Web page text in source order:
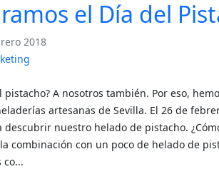
el Día del
2018
pistacho? A nosotros también. Por eso,
artesanas de Sevilla. El 26 de
descubrir nuestro helado de pistacho.
combinación con un poco de helado de
co...